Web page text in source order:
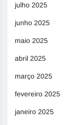
julho 2025
junho 2025
maio 2025
abril 2025
março 2025
fevereiro 2025
janeiro 2025